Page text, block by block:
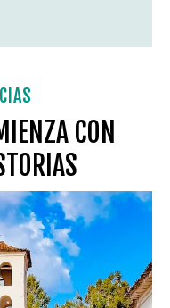
CON